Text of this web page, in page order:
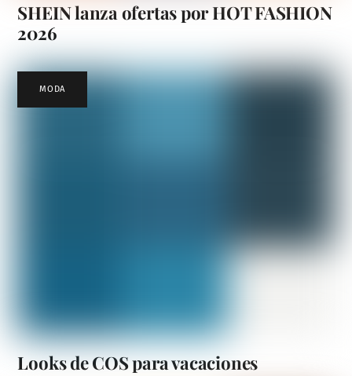
SHEIN lanza ofertas por HOT FASHION
2026
MODA
Looks de COS para vacaciones